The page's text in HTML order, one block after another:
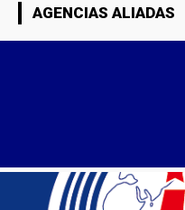
AGENCIAS ALIADAS